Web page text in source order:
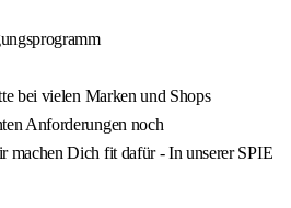
bei vielen Marken und Shops
Anforderungen noch
machen Dich fit dafür - In unserer SPIE